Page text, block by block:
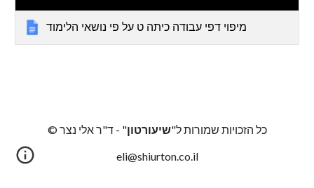
מיפוי דפי עבודה כיתה ט על פי נושאי הלימוד
כל הזכויות שמורות ל"שיעורטון" -ד"ראלי נצר ©
eli@shiurton.co.il